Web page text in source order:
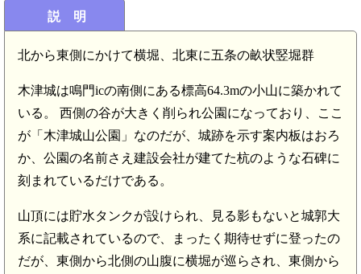
説 明
北から東側にかけて横堀、北東に五条の畝状竪堀群
木津城は鳴門icの南側にある標高64.3mの小山に築かれて
いる。 西側の谷が大きく削られ公園になっており、ここ
が「木津城山公園」なのだが、城跡を示す案内板はおろ
か、公園の名前さえ建設会社が建てた杭のような石碑に
刻まれているだけである。
山頂には貯水タンクが設けられ、見る影もないと城郭大
系に記載されているので、まったく期待せずに登ったの
だが、東側から北側の山腹に横堀が巡らされ、東側から